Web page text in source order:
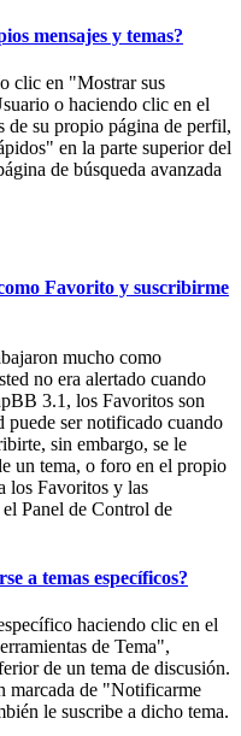
mensajes y temas?
clic en "Mostrar sus
o haciendo clic en el
de su propio página de perfil,
en la parte superior del
de búsqueda avanzada
Favorito y suscribirme
mucho como
no era alertado cuando
3.1, los Favoritos son
puede ser notificado cuando
sin embargo, se le
un tema, o foro en el propio
los Favoritos y las
Panel de Control de
a temas específicos?
haciendo clic en el
de Tema",
de un tema de discusión.
marcada de "Notificarme
le suscribe a dicho tema.